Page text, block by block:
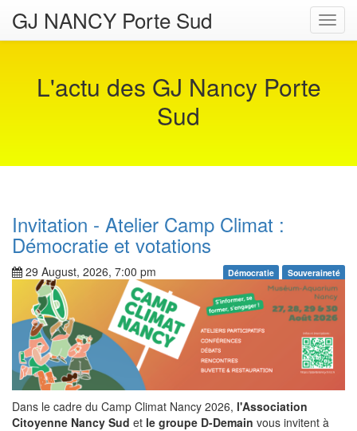
GJ NANCY Porte Sud
L'actu des GJ Nancy Porte
Sud
Invitation - Atelier Camp Climat :
Démocratie et votations
29 August, 2026, 7:00 pm Démocratie Souveraineté
Dans le cadre du Camp Climat Nancy 2026, l'Association
Citoyenne Nancy Sud et le groupe D-Demain vous invitent à